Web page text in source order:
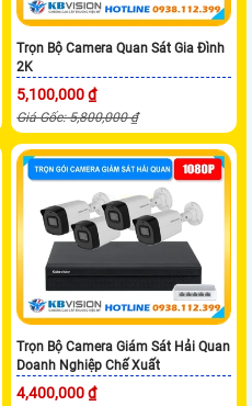
Trọn Bộ Camera Quan Sát Gia Đình
2K
5,100,000 ₫
Giá Gốc: 5,800,000 ₫
Trọn Bộ Camera Giám Sát Hải Quan
Doanh Nghiệp Chế Xuất
4,400,000 ₫